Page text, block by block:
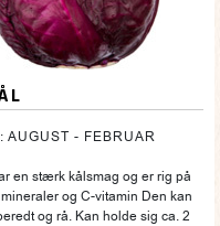
AUGUST - FEBRUAR
en stærk kålsmag og er rig på
og C-vitamin Den kan
og rå. Kan holde sig ca. 2